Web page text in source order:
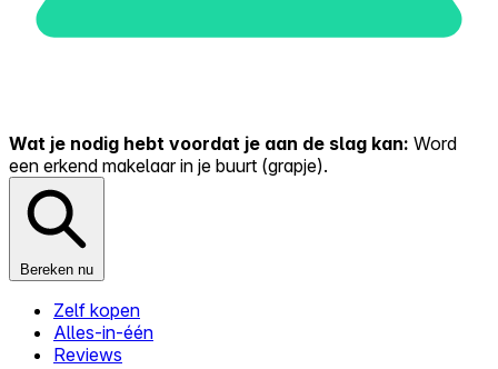
Wat je nodig hebt voordat je aan de slag kan: Word
een erkend makelaar in je buurt (grapje).
Bereken nu
Zelf kopen
Alles-in-één
Reviews